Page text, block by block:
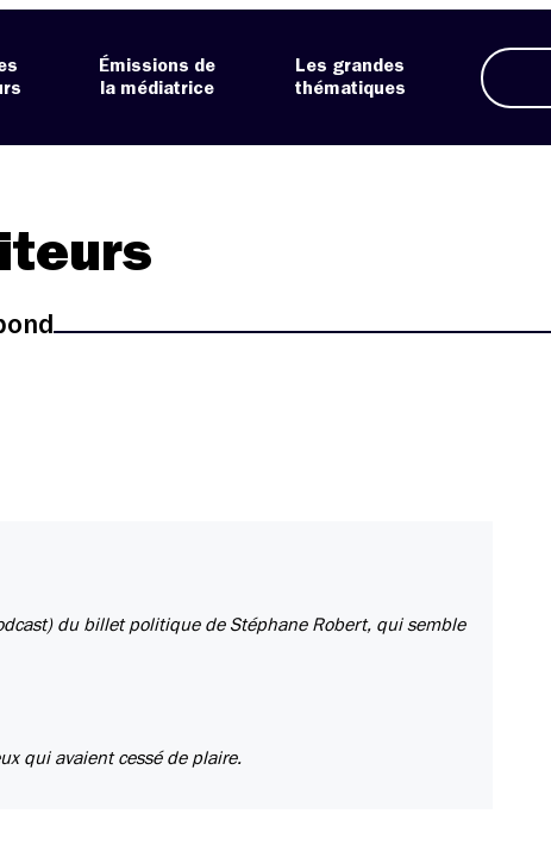
Émissions de
la médiatrice
Les grandes
thématiques
du billet politique de Stéphane Robert, qui semble
qui avaient cessé de plaire.